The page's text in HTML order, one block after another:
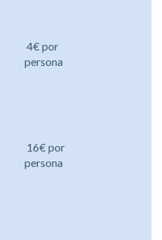
4€ por
persona
16€ por
persona